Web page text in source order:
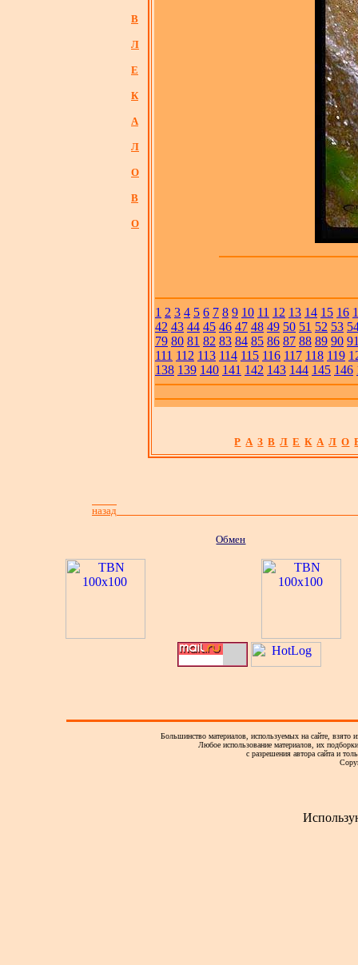
В
Л
Е
К
А
Л
О
В
О
1 2 3 4 5 6 7 8 9 10 11 12 13 14 15 16
42 43 44 45 46 47 48 49 50 51 52 53
79 80 81 82 83 84 85 86 87 88 89 90
111 112 113 114 115 116 117 118 119
138 139 140 141 142 143 144 145 146
Р А З В Л Е К А Л О
назад
Обмен
Большинство материалов, используемых на сайте, взято
Любое использование материалов, их
с разрешения автора сайта и